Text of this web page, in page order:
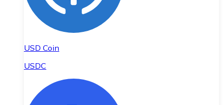
USD Coin
USDC